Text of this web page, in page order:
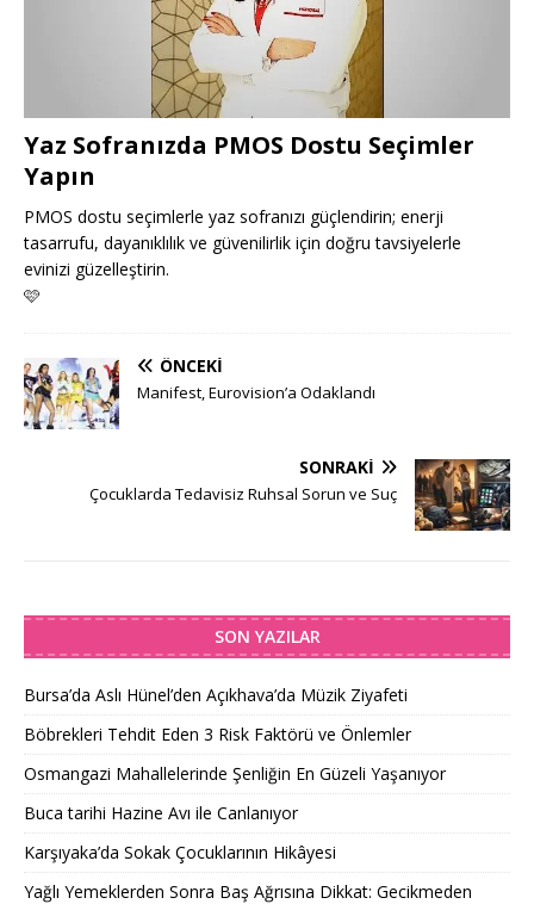
Yaz Sofranızda PMOS Dostu Seçimler
Yapın
PMOS dostu seçimlerle yaz sofranızı güçlendirin; enerji
tasarrufu, dayanıklılık ve güvenilirlik için doğru tavsiyelerle
evinizi güzelleştirin.
🩷
ÖNCEKI
Manifest, Eurovision’a Odaklandı
SONRAKI
Çocuklarda Tedavisiz Ruhsal Sorun ve Suç
SON YAZILAR
Bursa’da Aslı Hünel’den Açıkhava’da Müzik Ziyafeti
Böbrekleri Tehdit Eden 3 Risk Faktörü ve Önlemler
Osmangazi Mahallelerinde Şenliğin En Güzeli Yaşanıyor
Buca tarihi Hazine Avı ile Canlanıyor
Karşıyaka’da Sokak Çocuklarının Hikâyesi
Yağlı Yemeklerden Sonra Baş Ağrısına Dikkat: Gecikmeden